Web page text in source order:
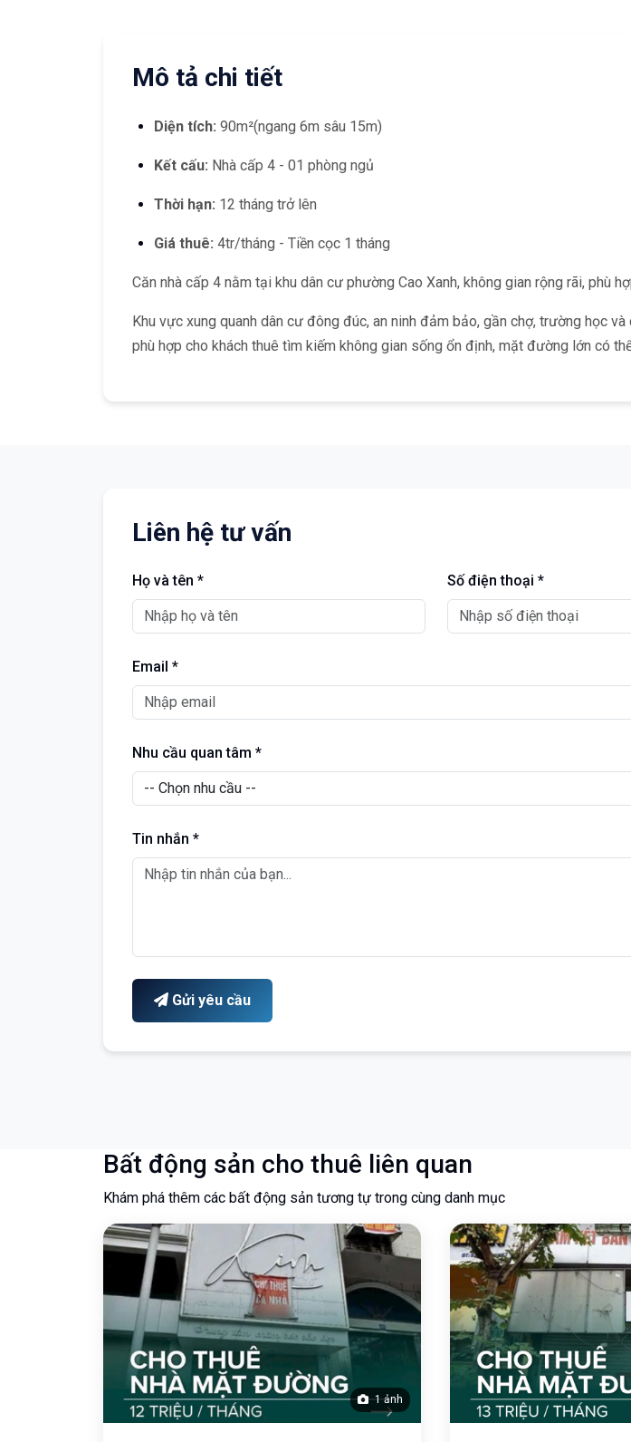
Mô tả chi tiết
Diện tích: 90m²(ngang 6m sâu 15m)
Kết cấu: Nhà cấp 4 - 01 phòng ngủ
Thời hạn: 12 tháng trở lên
Giá thuê: 4tr/tháng - Tiền cọc 1 tháng
Căn nhà cấp 4 nằm tại khu dân cư phường Cao Xanh, không gian rộng rãi, phù
Khu vực xung quanh dân cư đông đúc, an ninh đảm bảo, gần chợ, trường học
phù hợp cho khách thuê tìm kiếm không gian sống ổn định, mặt đường lớn có
Liên hệ tư vấn
Họ và tên * Số điện thoại *
Email *
Nhu cầu quan tâm *
Tin nhắn *
Gửi yêu cầu
Bất động sản cho thuê liên quan
Khám phá thêm các bất động sản tương tự trong cùng danh mục
1 ảnh